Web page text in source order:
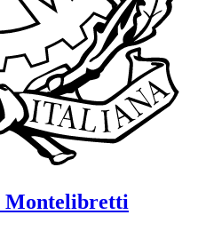
Montelibretti